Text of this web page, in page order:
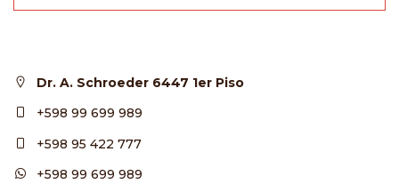
Dr. A. Schroeder 6447 1er Piso
+598 99 699 989
+598 95 422 777
+598 99 699 989